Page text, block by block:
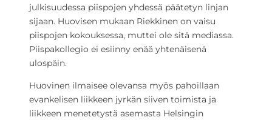
julkisuudessa piispojen yhdessä päätetyn linjan
sijaan. Huovisen mukaan Riekkinen on vaisu
piispojen kokouksessa, muttei ole sitä mediassa.
Piispakollegio ei esiinny enää yhtenäisenä
ulospäin.
Huovinen ilmaisee olevansa myös pahoillaan
evankelisen liikkeen jyrkän siiven toimista ja
liikkeen menetetystä asemasta Helsingin